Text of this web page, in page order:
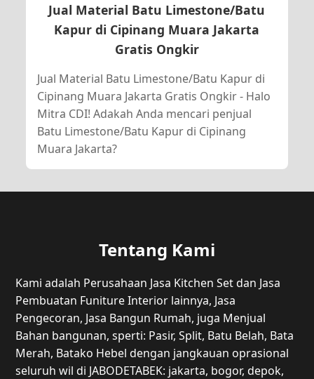
Jual Material Batu Limestone/Batu
Kapur di Cipinang Muara Jakarta
Gratis Ongkir
Jual Material Batu Limestone/Batu Kapur di
Cipinang Muara Jakarta Gratis Ongkir - Halo
Mitra CDI! Adakah Anda mencari penjual
Batu Limestone/Batu Kapur di Cipinang
Muara Jakarta?
Tentang Kami
Kami adalah Perusahaan Jasa Kitchen Set dan Jasa
Pembuatan Funiture Interior lainnya, Jasa
Pengecoran, Jasa Bangun Rumah, juga Menjual
Bahan bangunan, sperti: Pasir, Split, Batu Belah, Bata
Merah, Batako Hebel dengan jangkauan oprasional
seluruh wil di JABODETABEK: jakarta, bogor, depok,